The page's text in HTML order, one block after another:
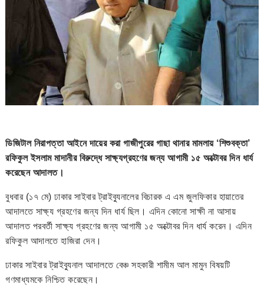
ডিজিটাল নিরাপত্তা আইনে দায়ের করা গাজীপুরের গাছা থানার মামলায় ‘শিশুবক্তা’
রফিকুল ইসলাম মাদানীর বিরুদ্ধে সাক্ষ্যগ্রহণের জন্য আগামী ১৫ অক্টোবর দিন ধার্য
করেছেন আদালত।
বুধবার (১৭ মে) ঢাকার সাইবার ট্রাইব্যুনালের বিচারক এ এম জুলফিকার হায়াতের
আদালতে সাক্ষ্য গ্রহণের জন্য দিন ধার্য ছিল। এদিন কোনো সাক্ষী না আসায়
আদালত পরবর্তী সাক্ষ্য গ্রহণের জন্য আগামী ১৫ অক্টোবর দিন ধার্য করেন। এদিন
রফিকুল আদালতে হাজিরা দেন।
ঢাকার সাইবার ট্রাইব্যুনাল আদালতে বেঞ্চ সহকারী শামীম আল মামুন বিষয়টি
গণমাধ্যমকে নিশ্চিত করেছেন।